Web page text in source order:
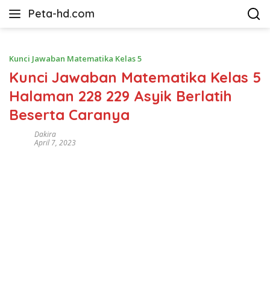
Peta-hd.com
Kumpulan
HD
Kunci Jawaban Matematika Kelas 5
Kunci Jawaban Matematika Kelas 5
Halaman 228 229 Asyik Berlatih
Beserta Caranya
Dakira
April 7, 2023